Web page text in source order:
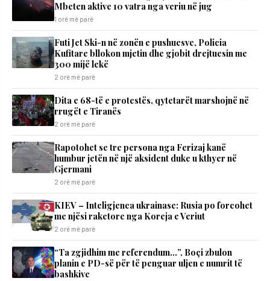
Mbeten aktive 10 vatra nga veriu në jug
1 orë më parë
Futi Jet Ski-n në zonën e pushuesve, Policia
Kufitare bllokon mjetin dhe gjobit drejtuesin me
300 mijë lekë
2 orë më parë
Dita e 68-të e protestës, qytetarët marshojnë në
rrugët e Tiranës
2 orë më parë
Rapotohet se tre persona nga Ferizaj kanë
humbur jetën në një aksident duke u kthyer në
Gjermani
2 orë më parë
KIEV – Inteligjenca ukrainase: Rusia po forcohet
me njësi raketore nga Koreja e Veriut
2 orë më parë
“Ta zgjidhim me referendum…”, Boçi zbulon
planin e PD-së për të penguar uljen e numrit të
bashkive